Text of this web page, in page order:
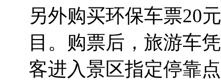
另外购买环保车票20
目。购票后，旅游车
客进入景区指定停靠